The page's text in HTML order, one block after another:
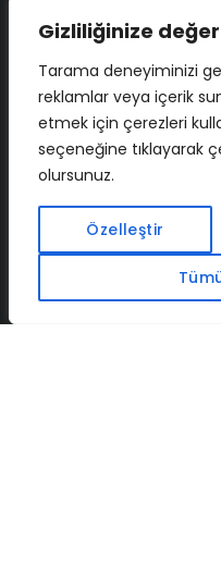
Gizliliğinize
Tarama deneyiminizi
reklamlar veya içerik
etmek için çerezleri
seçeneğine tıklayarak
olursunuz.
Özelleştir
İLETIŞIM BAF